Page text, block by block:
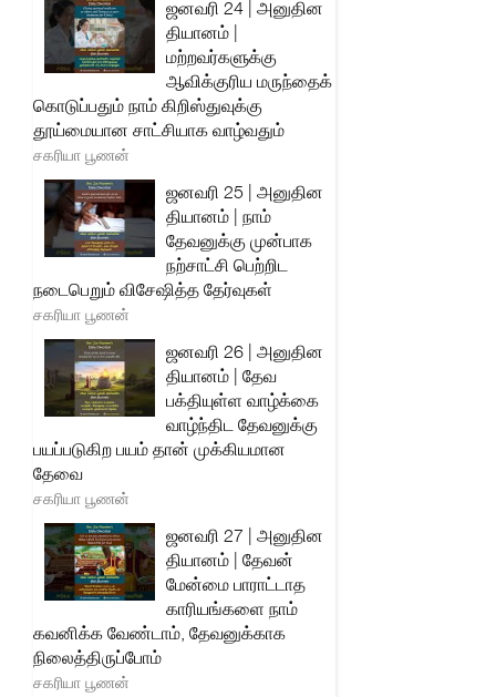
ஜனவரி 24 | அனுதின
தியானம் |
மற்றவர்களுக்கு
ஆவிக்குரிய மருந்தைக்
கொடுப்பதும் நாம் கிறிஸ்துவுக்கு
தூய்மையான சாட்சியாக வாழ்வதும்
சகரியா பூணன்
ஜனவரி 25 | அனுதின
தியானம் | நாம்
தேவனுக்கு முன்பாக
நற்சாட்சி பெற்றிட
நடைபெறும் விசேஷித்த தேர்வுகள்
சகரியா பூணன்
ஜனவரி 26 | அனுதின
தியானம் | தேவ
பக்தியுள்ள வாழ்க்கை
வாழ்ந்திட தேவனுக்கு
பயப்படுகிற பயம் தான் முக்கியமான
தேவை
சகரியா பூணன்
ஜனவரி 27 | அனுதின
தியானம் | தேவன்
மேன்மை பாராட்டாத
காரியங்களை நாம்
கவனிக்க வேண்டாம், தேவனுக்காக
நிலைத்திருப்போம்
சகரியா பூணன்